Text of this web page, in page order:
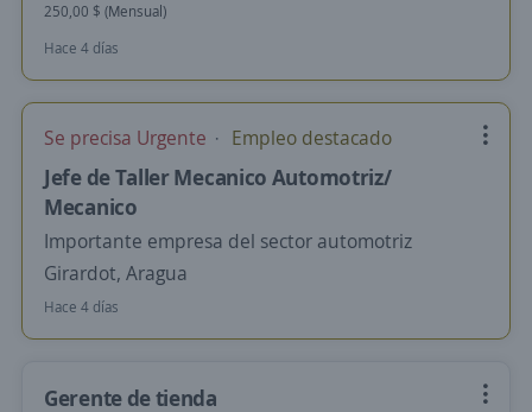
250,00 $ (Mensual)
Hace 4 días
Se precisa Urgente Empleo destacado
Jefe de Taller Mecanico Automotriz/
Mecanico
Importante empresa del sector automotriz
Girardot, Aragua
Hace 4 días
Gerente de tienda